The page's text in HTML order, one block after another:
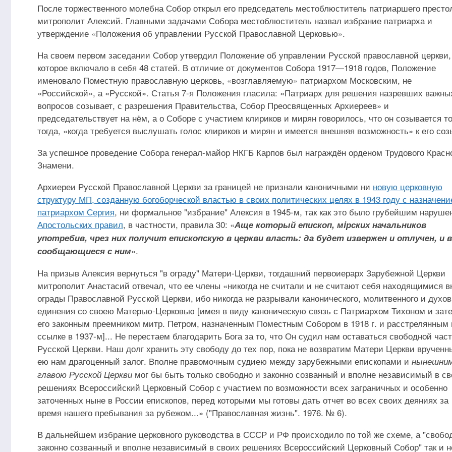
После торжественного молебна Собор открыл его председатель местоблюститель патриаршего
митрополит Алексий. Главными задачами Собора местоблюститель назвал избрание патриарха и
утверждение «Положения об управлении Русской Православной Церковью».
На своем первом заседании Собор утвердил Положение об управлении Русской православной церкви,
которое включало в себя 48 статей. В отличие от документов Собора 1917—1918 годов, Положение
именовало Поместную православную церковь, «возглавляемую» патриархом Московским, не
«Российской», а «Русской». Статья 7-я Положения гласила: «Патриарх для решения назревших
вопросов созывает, с разрешения Правительства, Собор Преосвященных Архиереев» и
председательствует на нём, а о Соборе с участием клириков и мирян говорилось, что он созывается
тогда, «когда требуется выслушать голос клириков и мирян и имеется внешняя возможность» к его
За успешное проведение Собора генерал-майор НКГБ Карпов был награждён орденом Трудового
Знамени.
Архиереи Русской Православной Церкви за границей не признали каноничными ни новую церковную
структуру МП, созданную богоборческой властью в своих политических целях в 1943 году с
патриархом Сергия, ни формальное "избрание" Алексия в 1945-м, так как это было грубейшим
Апостольских правил, в частности, правила 30: «Аще который епископ, мiрских начальников
употребив, чрез них получит епископскую в церкви власть: да будет извержен и отлучен, и
сообщающиеся с ним».
На призыв Алексия вернуться "в ограду" Матери-Церкви, тогдашний первоиерарх Зарубежной Церкви
митрополит Анастасий отвечал, что ее члены «никогда не считали и не считают себя находящимися
ограды Православной Русской Церкви, ибо никогда не разрывали канонического, молитвенного и
единения со своею Матерью-Церковью [имея в виду каноническую связь с Патриархом Тихоном и
его законным преемником митр. Петром, назначенным Поместным Собором в 1918 г. и расстрелянным
ссылке в 1937-м]... Не перестаем благодарить Бога за то, что Он судил нам оставаться свободной
Русской Церкви. Наш долг хранить эту свободу до тех пор, пока не возвратим Матери Церкви
ею нам драгоценный залог. Вполне правомочным судиею между зарубежными епископами и
главою Русской Церкви мог бы быть только свободно и законно созванный и вполне независимый в
решениях Всероссийский Церковный Собор с участием по возможности всех заграничных и особенно
заточенных ныне в России епископов, перед которыми мы готовы дать отчет во всех своих деяниях за
время нашего пребывания за рубежом...» ("Православная жизнь". 1976. № 6).
В дальнейшем избрание церковного руководства в СССР и РФ происходило по той же схеме, а
законно созванный и вполне независимый в своих решениях Всероссийский Церковный Собор" так и